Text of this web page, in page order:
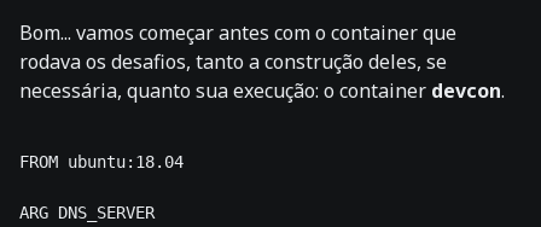
Bom... vamos começar antes com o container que
rodava os desafios, tanto a construção deles, se
necessária, quanto sua execução: o container devcon.
FROM ubuntu:18.04
ARG DNS_SERVER